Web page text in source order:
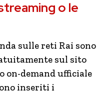
o le
sulle reti Rai sono
sul sito
on-demand ufficiale
inseriti i